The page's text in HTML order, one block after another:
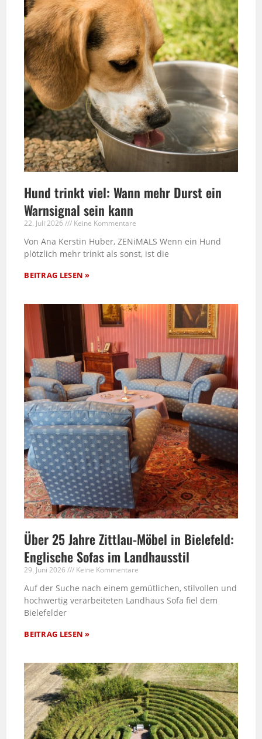
Hund trinkt viel: Wann mehr Durst ein
Warnsignal sein kann
22. Juli 2026 Keine Kommentare
Von Ana Kerstin Huber, ZENiMALS Wenn ein Hund
plötzlich mehr trinkt als sonst, ist die
BEITRAG LESEN »
Über 25 Jahre Zittlau-Möbel in Bielefeld:
Englische Sofas im Landhausstil
29. Juni 2026 Keine Kommentare
Auf der Suche nach einem gemütlichen, stilvollen und
hochwertig verarbeiteten Landhaus Sofa fiel dem
Bielefelder
BEITRAG LESEN »